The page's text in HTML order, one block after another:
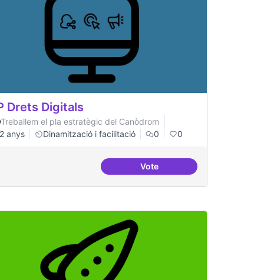
Drets Digitals
Treballem el pla estratègic del Canòdrom
2 anys
Dinamització i facilitació 0 0
VoteILP Drets Digitals